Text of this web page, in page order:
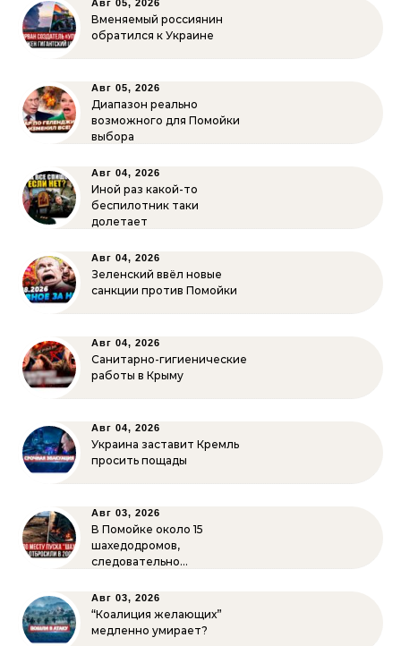
Авг 05, 2026
Вменяемый россиянин
обратился к Украине
Авг 05, 2026
Диапазон реально
возможного для Помойки
выбора
Авг 04, 2026
Иной раз какой-то
беспилотник таки
долетает
Авг 04, 2026
Зеленский ввёл новые
санкции против Помойки
Авг 04, 2026
Санитарно-гигиенические
работы в Крыму
Авг 04, 2026
Украина заставит Кремль
просить пощады
Авг 03, 2026
В Помойке около 15
шахедодромов,
следовательно…
Авг 03, 2026
“Коалиция желающих”
медленно умирает?